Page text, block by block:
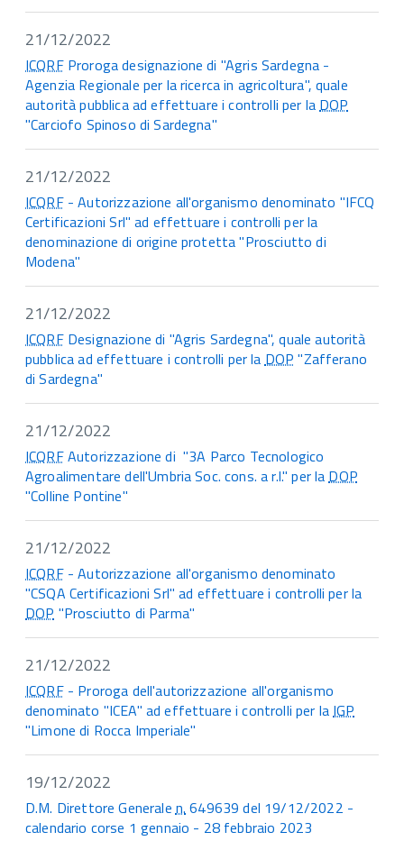
21/12/2022
ICQRFProroga designazione di "Agris Sardegna -
Agenzia Regionale per la ricerca in agricoltura", quale
autorità pubblica ad effettuare i controlli per laDOP
"Carciofo Spinoso di Sardegna"
21/12/2022
ICQRF- Autorizzazione all'organismo denominato "IFCQ
Certificazioni Srl" ad effettuare i controlli per la
denominazione di origine protetta "Prosciutto di
Modena"
21/12/2022
ICQRFDesignazione di "Agris Sardegna", quale autorità
pubblica ad effettuare i controlli per laDOP "Zafferano
di Sardegna"
21/12/2022
ICQRFAutorizzazione di "3A Parco Tecnologico
Agroalimentare dell'Umbria Soc. cons. a r.l." per laDOP
"Colline Pontine"
21/12/2022
ICQRF- Autorizzazione all'organismo denominato
"CSQA Certificazioni Srl" ad effettuare i controlli per la
DOP "Prosciutto di Parma"
21/12/2022
ICQRF- Proroga dell'autorizzazione all'organismo
denominato "ICEA" ad effettuare i controlli per laIGP
"Limone di Rocca Imperiale"
19/12/2022
D.M. Direttore Generalen.649639 del 19/12/2022 -
calendario corse 1 gennaio - 28 febbraio 2023